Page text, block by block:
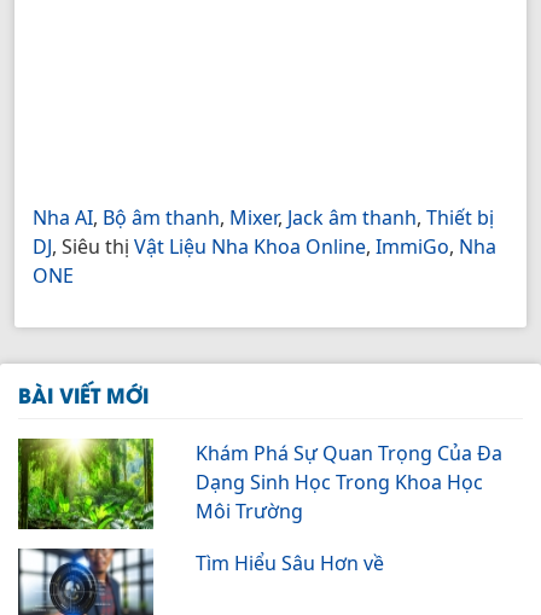
Nha AI, Bộ âm thanh, Mixer, Jack âm thanh, Thiết bị
DJ, Siêu thị Vật Liệu Nha Khoa Online, ImmiGo, Nha
ONE
BÀI VIẾT MỚI
Khám Phá Sự Quan Trọng Của Đa
Dạng Sinh Học Trong Khoa Học
Môi Trường
Tìm Hiểu Sâu Hơn về